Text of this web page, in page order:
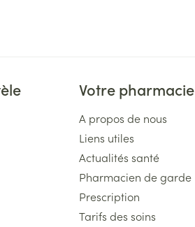
Votre pharmacie
A propos de nous
Liens utiles
Actualités santé
Pharmacien de garde
Prescription
Tarifs des soins